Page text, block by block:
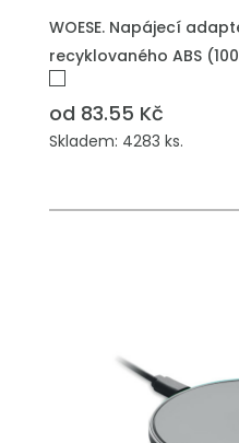
WOESE. Napájecí
recyklovaného ABS
od 83.55 Kč
Skladem: 4283 ks.